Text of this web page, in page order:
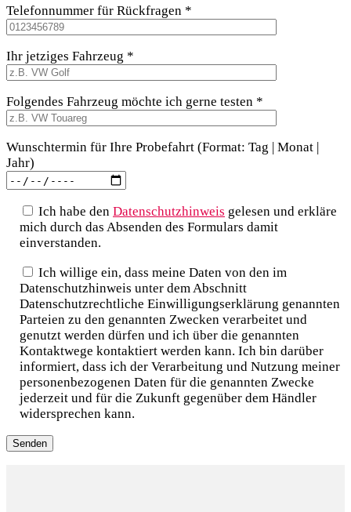
Telefonnummer für Rückfragen *
Ihr jetziges Fahrzeug *
Folgendes Fahrzeug möchte ich gerne testen *
Wunschtermin für Ihre Probefahrt (Format: Tag | Monat |
Jahr)
Ich habe den Datenschutzhinweis gelesen und erkläre
mich durch das Absenden des Formulars damit
einverstanden.
Ich willige ein, dass meine Daten von den im
Datenschutzhinweis unter dem Abschnitt
Datenschutzrechtliche Einwilligungserklärung genannten
Parteien zu den genannten Zwecken verarbeitet und
genutzt werden dürfen und ich über die genannten
Kontaktwege kontaktiert werden kann. Ich bin darüber
informiert, dass ich der Verarbeitung und Nutzung meiner
personenbezogenen Daten für die genannten Zwecke
jederzeit und für die Zukunft gegenüber dem Händler
widersprechen kann.